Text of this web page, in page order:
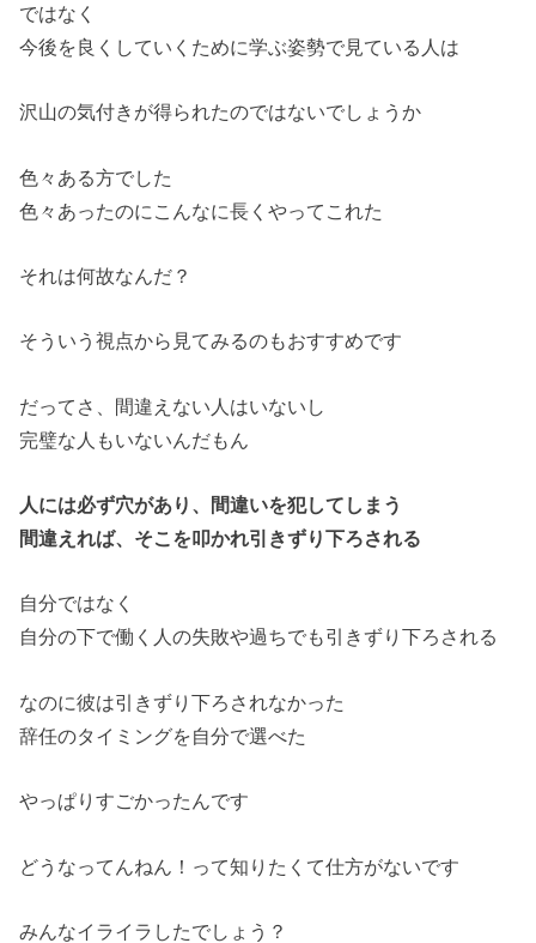
ではなく
今後を良くしていくために学ぶ姿勢で見ている人は
沢山の気付きが得られたのではないでしょうか
色々ある方でした
色々あったのにこんなに長くやってこれた
それは何故なんだ？
そういう視点から見てみるのもおすすめです
だってさ、間違えない人はいないし
完璧な人もいないんだもん
人には必ず穴があり、間違いを犯してしまう
間違えれば、そこを叩かれ引きずり下ろされる
自分ではなく
自分の下で働く人の失敗や過ちでも引きずり下ろされる
なのに彼は引きずり下ろされなかった
辞任のタイミングを自分で選べた
やっぱりすごかったんです
どうなってんねん！って知りたくて仕方がないです
みんなイライラしたでしょう？